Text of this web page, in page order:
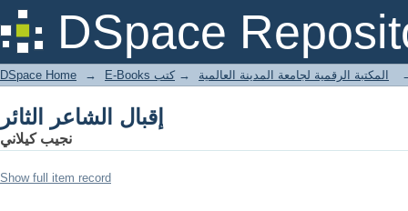
DSpace
إقبال الشاعر الثائر
DSpace Home → E-Books المكتبة الرقمية لجامعة المدينة العالمية → كتب
إقبال الشاعر الثائر
نجيب كيلاني
Show full item record